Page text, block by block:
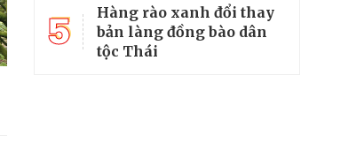
5
Hàng rào xanh đổi thay
bản làng đồng bào dân
tộc Thái